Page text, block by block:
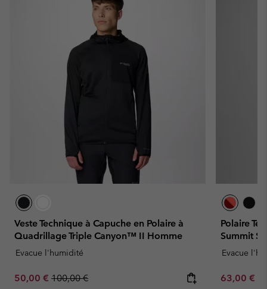
Veste Technique à Capuche en Polaire à
Quadrillage Triple Canyon™ II Homme
Evacue l'humidité
Sale price:
50,00 € Regular price:
100,00 €
Polaire
Summit
Evacue
Minimum
63,00 €